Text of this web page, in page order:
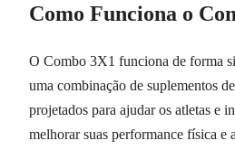
Como Funciona o
O Combo 3X1 funciona de forma
uma combinação de suplementos
projetados para ajudar os atletas e
melhorar suas performance física e